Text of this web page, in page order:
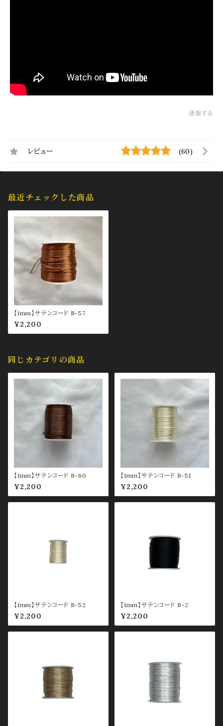
通報する
レビュー (60)
最近チェックした商品
【1mm】サテンコード B-57
¥2,200
同じカテゴリの商品
【1mm】サテンコード B-60
¥2,200
【1mm】サテンコード B-51
¥2,200
【1mm】サテンコード B-52
¥2,200
【1mm】サテンコード B-2
¥2,200